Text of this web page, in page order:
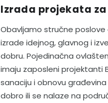
Izrada projekata
Obavljamo stručne
izrade idejnog, glavnog i
dobru. Pojedinačna
imaju zaposleni projektanti
sanaciju i obnovu
dobro ili se nalaze na